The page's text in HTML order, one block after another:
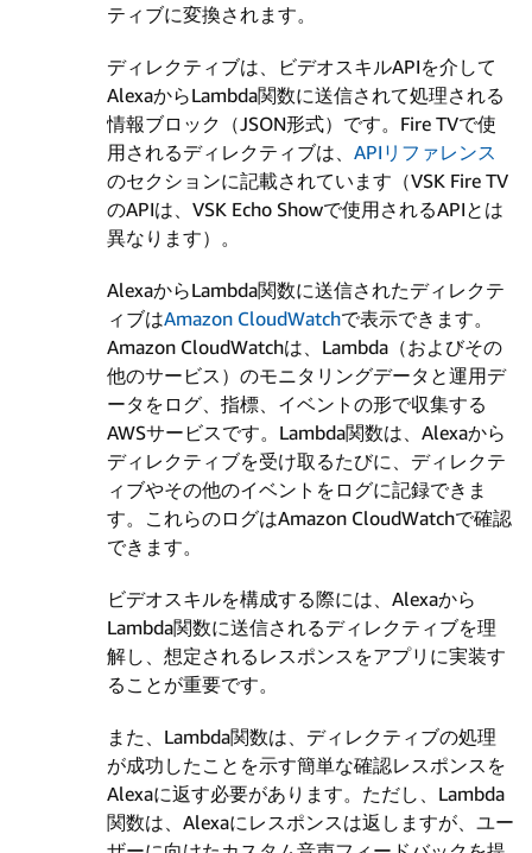
ティブに変換されます。
ディレクティブは、ビデオスキルAPIを介して
AlexaからLambda関数に送信されて処理される
情報ブロック（JSON形式）です。Fire TVで使
用されるディレクティブは、 APIリファレンス
のセクションに記載されています（VSK Fire TV
のAPIは、VSK Echo Showで使用されるAPIとは
異なります）。
AlexaからLambda関数に送信されたディレクテ
ィブはAmazon CloudWatchで表示できます。
Amazon CloudWatchは、Lambda（およびその
他のサービス）のモニタリングデータと運用デ
ータをログ、指標、イベントの形で収集する
AWSサービスです。Lambda関数は、Alexaから
ディレクティブを受け取るたびに、ディレクテ
ィブやその他のイベントをログに記録できま
す。これらのログはAmazon CloudWatchで確認
できます。
ビデオスキルを構成する際には、Alexaから
Lambda関数に送信されるディレクティブを理
解し、想定されるレスポンスをアプリに実装す
ることが重要です。
また、Lambda関数は、ディレクティブの処理
が成功したことを示す簡単な確認レスポンスを
Alexaに返す必要があります。ただし、Lambda
関数は、Alexaにレスポンスは返しますが、ユー